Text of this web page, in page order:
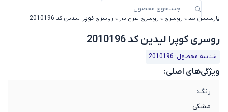
پارسیس مد»روسری»روسری طرح دار»روسری کوپرا لیدین کد 2010196
روسری کوپرا لیدین کد 2010196
شناسه محصول: 2010196
ویژگی‌های اصلی:
رنگ:
مشکی